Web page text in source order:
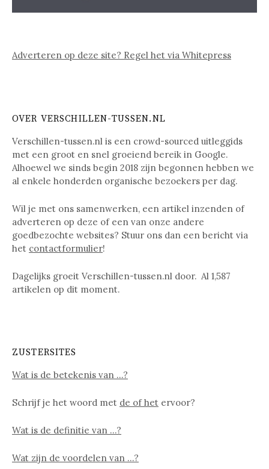
Adverteren op deze site? Regel het via Whitepress
OVER VERSCHILLEN-TUSSEN.NL
Verschillen-tussen.nl is een crowd-sourced uitleggids
met een groot en snel groeiend bereik in Google.
Alhoewel we sinds begin 2018 zijn begonnen hebben we
al enkele honderden organische bezoekers per dag.
Wil je met ons samenwerken, een artikel inzenden of
adverteren op deze of een van onze andere
goedbezochte websites? Stuur ons dan een bericht via
het contactformulier!
Dagelijks groeit Verschillen-tussen.nl door. Al 1,587
artikelen op dit moment.
ZUSTERSITES
Wat is de betekenis van …?
Schrijf je het woord met de of het ervoor?
Wat is de definitie van …?
Wat zijn de voordelen van …?